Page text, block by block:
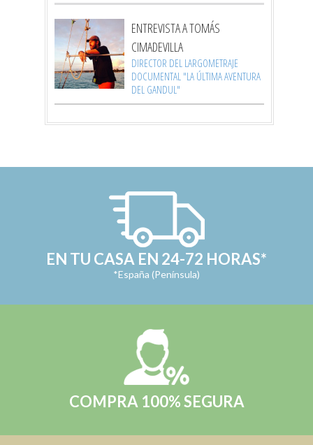
ENTREVISTA A TOMÁS
CIMADEVILLA
DIRECTOR DEL LARGOMETRAJE
DOCUMENTAL "LA ÚLTIMA AVENTURA
DEL GANDUL"
EN TU CASA EN 24-72 HORAS*
*España (Península)
COMPRA 100% SEGURA